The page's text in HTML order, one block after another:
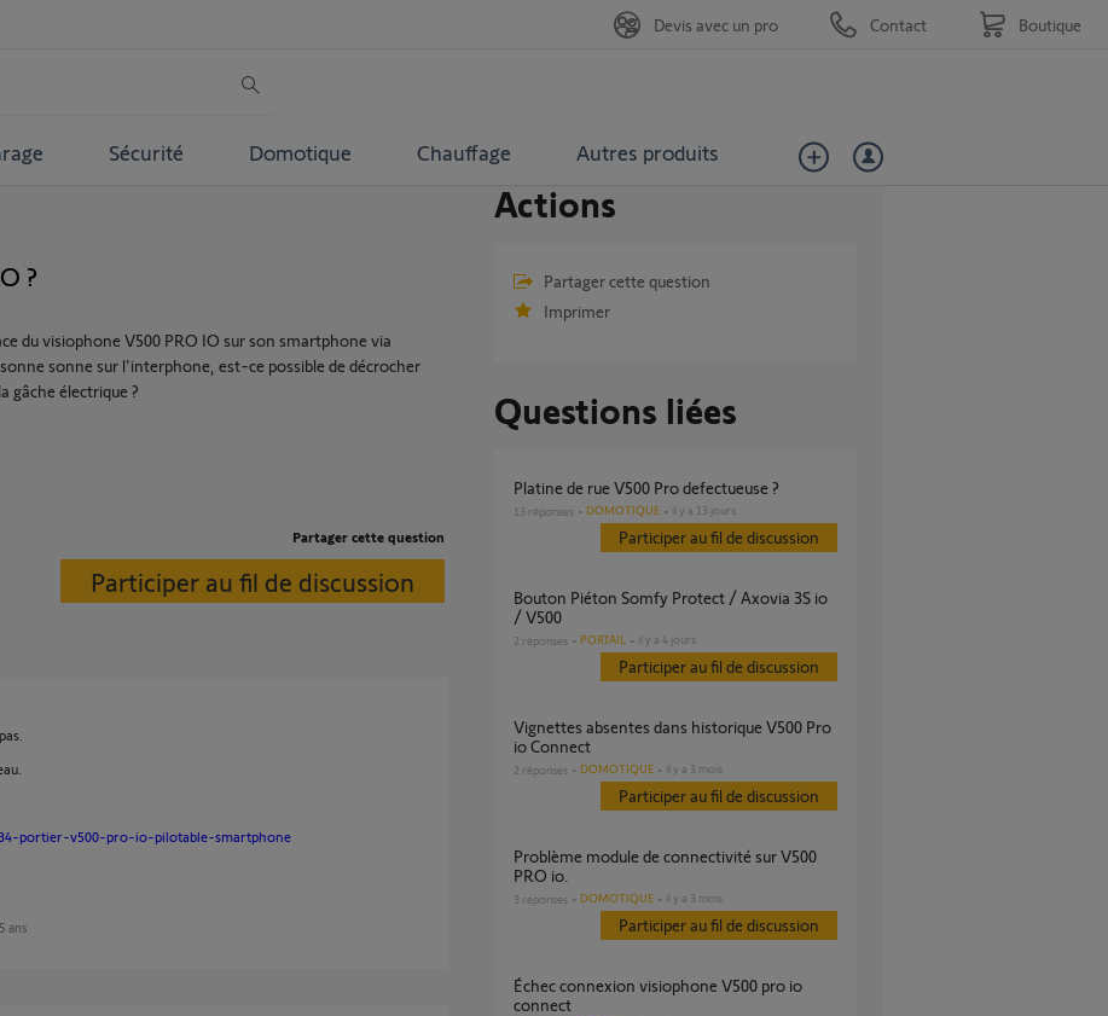
Sécurité Domotique Chauffage Autres produits
Devis avec un pro Contact Boutique
?
du visiophone V500 PRO IO sur son smartphone via
sonne sur l'interphone, est-ce possible de décrocher
gâche électrique ?
Partager cette question
Participer au fil de discussion
portier-v500-pro-io-pilotable-smartphone
ans
Actions
Partager cette question
Imprimer
Questions liées
platine de rue V500 Pro defectueuse ?
13 réponses DOMOTIQUE il y a 13 jours
Participer au fil de discussion
Bouton Piéton Somfy Protect / Axovia 3S io
/ V500
2 réponses PORTAIL il y a 4 jours
Participer au fil de discussion
vignettes absentes dans historique V500 Pro
io Connect
2 réponses DOMOTIQUE il y a 3 mois
Participer au fil de discussion
Problème module de connectivité sur V500
PRO io.
3 réponses DOMOTIQUE il y a 3 mois
Participer au fil de discussion
Échec connexion visiophone V500 pro io
connect